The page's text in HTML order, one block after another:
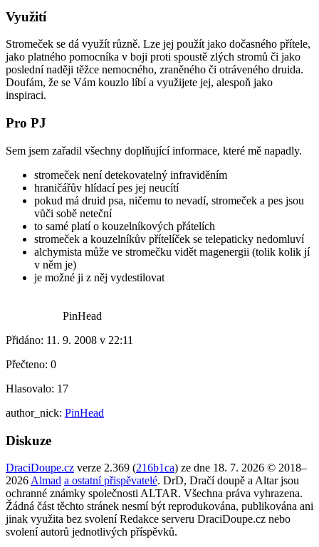
Využití
Stromeček se dá využít různě. Lze jej použít jako dočasného přítele,
jako platného pomocníka v boji proti spoustě zlých stromů či jako
poslední naději těžce nemocného, zraněného či otráveného druida.
Doufám, že se Vám kouzlo líbí a využijete jej, alespoň jako
inspiraci.
Pro PJ
Sem jsem zařadil všechny doplňující informace, které mě napadly.
stromeček není detekovatelný infraviděním
hraničářův hlídací pes jej neucítí
pokud má druid psa, ničemu to nevadí, stromeček a pes jsou
vůči sobě neteční
to samé platí o kouzelníkových přátelích
stromeček a kouzelníkův přítelíček se telepaticky nedomluví
alchymista může ve stromečku vidět magenergii (tolik kolik jí
v něm je)
je možné ji z něj vydestilovat
PinHead
Přidáno: 11. 9. 2008 v 22:11
Přečteno: 0
Hlasovalo: 17
author_nick: PinHead
Diskuze
DraciDoupe.cz verze 2.369 (216b1ca) ze dne 18. 7. 2026 © 2018–
2026 Almad a ostatní přispěvatelé. DrD, Dračí doupě a Altar jsou
ochranné známky společnosti ALTAR. Všechna práva vyhrazena.
Žádná část těchto stránek nesmí být reprodukována, publikována ani
jinak využita bez svolení Redakce serveru DraciDoupe.cz nebo
svolení autorů jednotlivých příspěvků.